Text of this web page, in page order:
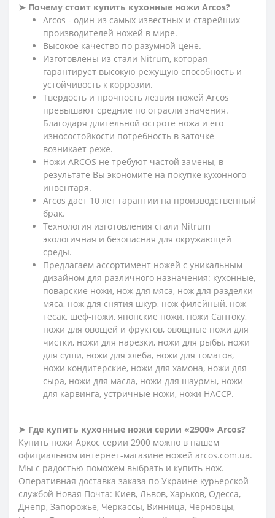
➤ Почему стоит купить кухонные ножи Arcos?
Arcos - один из самых известных и старейших
производителей ножей в мире.
Высокое качество по разумной цене.
Изготовлены из стали Nitrum, которая
гарантирует высокую режущую способность и
устойчивость к коррозии.
Твердость и прочность лезвия ножей Arcos
превышают средние по отрасли значения.
Благодаря длительной остроте ножа и его
износостойкости потребность в заточке
возникает реже.
Ножи ARCOS не требуют частой замены, в
результате Вы экономите на покупке кухонного
инвентаря.
Arcos дает 10 лет гарантии на производственный
брак.
Технология изготовления стали Nitrum
экологичная и безопасная для окружающей
среды.
Предлагаем ассортимент ножей с уникальным
дизайном для различного назначения: кухонные,
поварские ножи, нож для мяса, нож для разделки
мяса, нож для снятия шкур, нож филейный, нож
тесак, шеф-ножи, японские ножи, ножи Сантоку,
ножи для овощей и фруктов, овощные ножи для
чистки, ножи для нарезки, ножи для рыбы, ножи
для суши, ножи для хлеба, ножи для томатов,
ножи кондитерские, ножи для хамона, ножи для
сыра, ножи для масла, ножи для шаурмы, ножи
для карвинга, устричные ножи, ножи HACCP.
➤ Где купить кухонные ножи серии «2900» Arcos?
Купить ножи Аркос серии 2900 можно в нашем
официальном интернет-магазине ножей arcos.com.ua.
Мы с радостью поможем выбрать и купить нож.
Оперативная доставка заказа по Украине курьерской
службой Новая Почта: Киев, Львов, Харьков, Одесса,
Днепр, Запорожье, Черкассы, Винница, Черновцы,